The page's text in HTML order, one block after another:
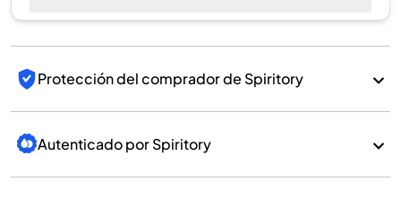
Protección del comprador de Spiritory
Autenticado por Spiritory